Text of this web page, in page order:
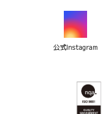
公式Instagram